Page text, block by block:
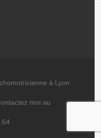
à Lyon
moi au